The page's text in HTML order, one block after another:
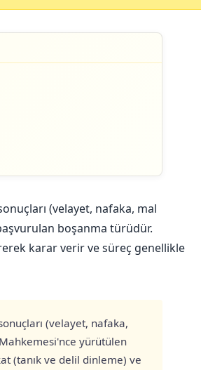
(velayet, nafaka, mal
boşanma türüdür.
karar verir ve süreç genellikle
(velayet, nafaka,
yürütülen
(tanık ve delil dinleme) ve